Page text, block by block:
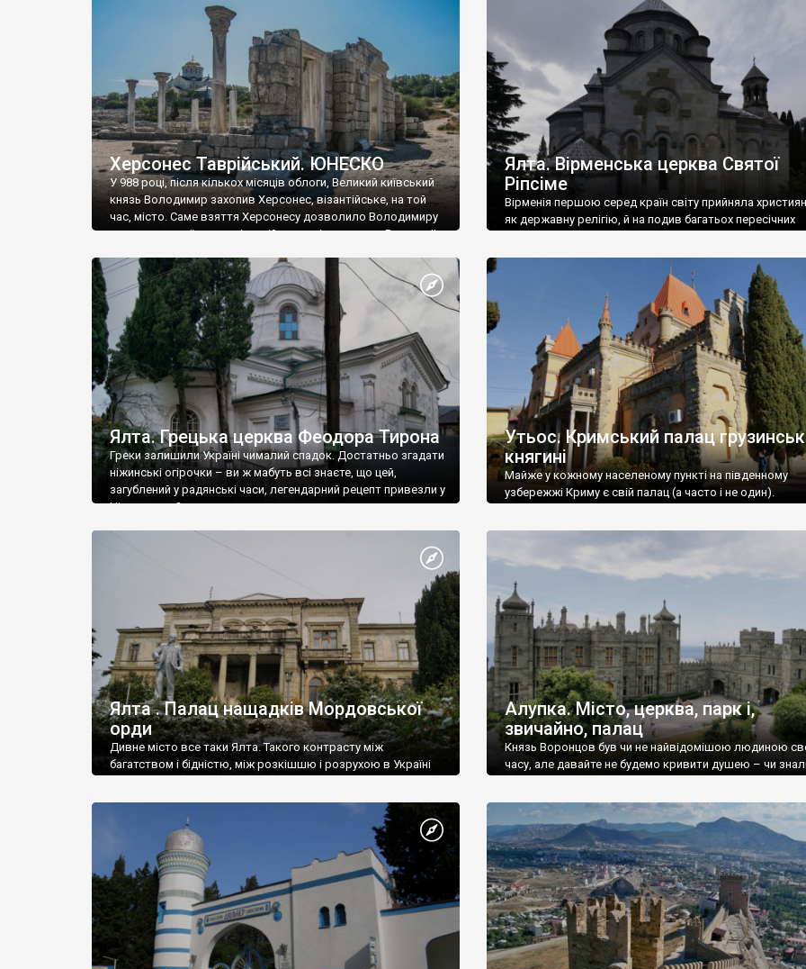
візантійської доби. Раритети викрадені з фондів об’єкту
культурної спадщини ЮНЕСКО «Херсонеса Таврійського».
Офіційно – на виставку «Золото Візантії», але експерти та
влада в Україні вважають це лише […]
називаються «повстяками» (postaki)…” “Вино. Крим
виробляє відмінне вино і його вдосталь: воно все
легке біле і дуже […]
Херсонес Таврійський. ЮНЕСКО
У 988 році, після кількох місяців облоги, Великий київський
князь Володимир захопив Херсонес, візантійське, на той
час, місто. Саме взяття Херсонесу дозволило Володимиру
диктувати свої умови візантійському імператору Василю ІІ,
Херсонесі Володимир-язичник, став Василем-
християнином. А потім було Хрещення Русі. На честь
Херсонесу Таврійського названо місто […]
Ялта. Вірменська церква Святої
Ріпсіме
Вірменія першою серед країн світу прийняла
як державну релігію, й на подив багатьох пересічних
Ялта. Грецька церква Феодора Тирона
Греки залишили Україні чималий спадок. Достатньо згадати
ніжинські огірочки – ви ж мабуть всі знаєте, що цей,
загублений у радянські часи, легендарний рецепт привезли у
Ніжин греки?
Утьос. Кримський палац
княгині
Майже у кожному населеному пункті на південному
узбережжі Криму є свій палац (а часто і не один).
Ялта . Палац нащадків Мордовської
орди
Дивне місто все таки Ялта. Такого контрасту між
багатством і бідністю, між розкішшю і розрухою в Україні
Алупка. Місто, церква, парк і,
звичайно, палац
Князь Воронцов був чи не найвідомішою людиною
часу, але давайте не будемо кривити душею – чи